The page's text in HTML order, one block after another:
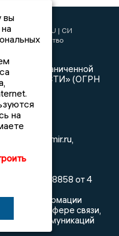
| СИ
агентство
с ограниченной
НОВОСТИ» (ОГРН
,
№ ФС77-78858 от 4
реестра
информации
в сфере связи,
коммуникаций
вы
на